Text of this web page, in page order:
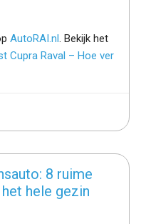
AutoRAI.nl . Bekijk het
Cupra Raval – Hoe ver
8 ruime
hele gezin